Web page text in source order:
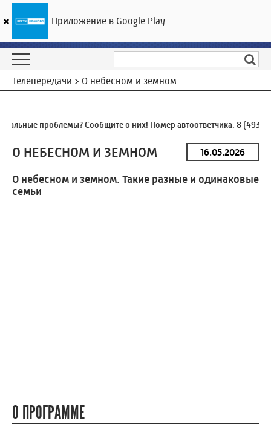
ГТРК «Ивтелерадио»
Телепередачи > О небесном и земном
проблемы? Сообщите о них! Номер автоответчика:8 (4932)
О НЕБЕСНОМ И ЗЕМНОМ
О небесном и земном. Такие разные и одинаковые
семьи
О ПРОГРАММЕ
Приложение в Google Play